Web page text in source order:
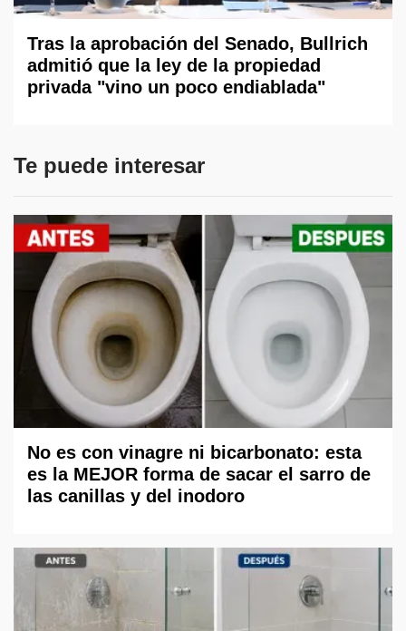
Tras la aprobación del Senado, Bullrich
admitió que la ley de la propiedad
privada "vino un poco endiablada"
Te puede interesar
No es con vinagre ni bicarbonato: esta
es la MEJOR forma de sacar el sarro de
las canillas y del inodoro